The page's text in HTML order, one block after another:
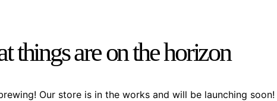
things are on the horizon
Our store is in the works and will be launching soon!